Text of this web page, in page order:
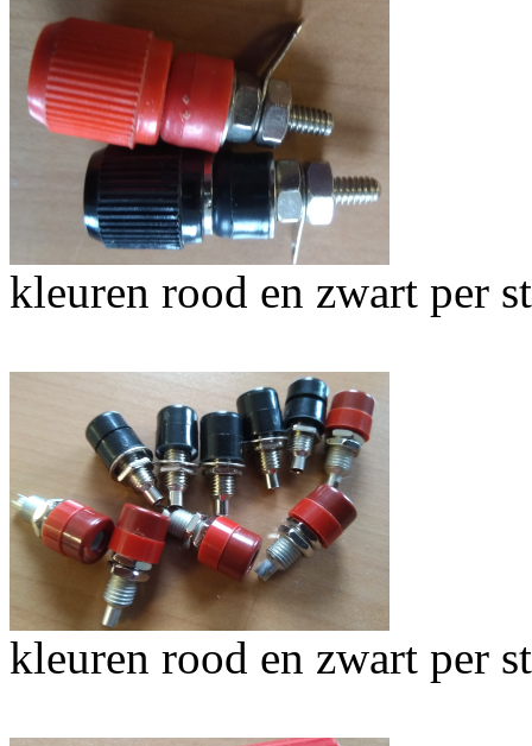
kleuren rood en zwart per
kleuren rood en zwart per